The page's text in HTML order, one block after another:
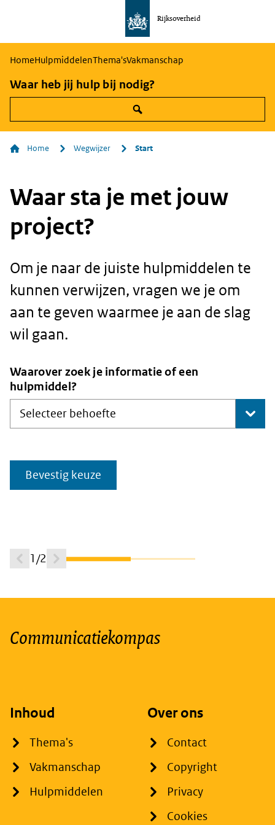
Rijksoverheid
HomeHulpmiddelenThema'sVakmanschap
Waar heb jij hulp bij nodig?
Home Wegwijzer Start
Waar sta je met jouw
project?
Om je naar de juiste hulpmiddelen te
kunnen verwijzen, vragen we je om
aan te geven waarmee je aan de slag
wil gaan.
Waarover zoek je informatie of een
hulpmiddel?
Selecteer behoefte
Bevestig keuze
1/2
Communicatiekompas
Inhoud
Thema's
Vakmanschap
Hulpmiddelen
Over ons
Contact
Copyright
Privacy
Cookies